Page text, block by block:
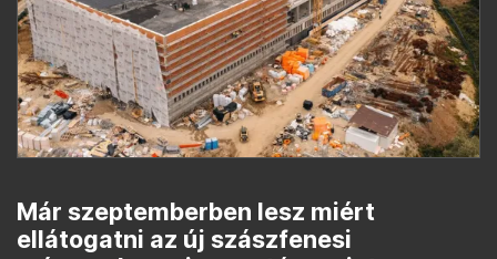
Már szeptemberben lesz miért
ellátogatni az új szászfenesi